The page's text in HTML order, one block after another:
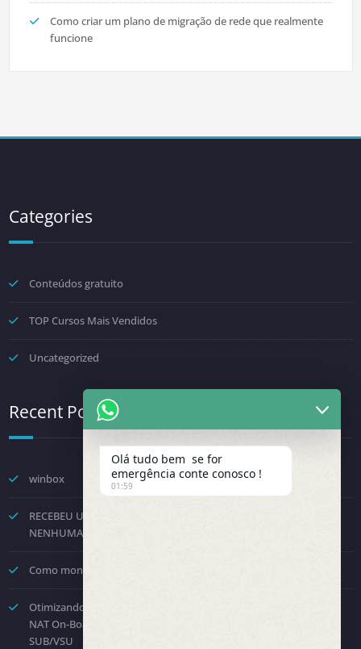
Como criar um plano de migração de rede que realmente
funcione
Categories
Conteúdos gratuito
TOP Cursos Mais Vendidos
Uncategorized
Recent Posts
winbox
RECEBEU UMA NOTIFICAÇÃO DA FENINFRA? NÃO TOME
NENHUMA DECISÃO POR PRESSÃO.
Como montar um provedor com a Starlink? Passo a passo!
Otimizando o Roteamento e Processamento: Como Desabilitar o
NAT On-Board no Huawei NE8000 e Direcionar para a Placa
SUB/VSU
Olá tudo bem se for
emergência conte conosco !
01:59